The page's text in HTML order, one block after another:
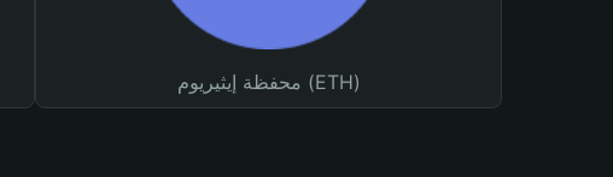
محفظة إيثيريوم (ETH)